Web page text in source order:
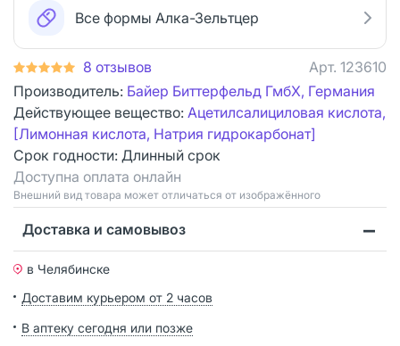
Все формы Алка-Зельтцер
8 отзывов Арт. 123610
Производитель: Байер Биттерфельд ГмбХ, Германия
Действующее вещество: Ацетилсалициловая кислота,
[Лимонная кислота, Натрия гидрокарбонат]
Срок годности: Длинный срок
Доступна оплата онлайн
Bнешний вид товара может отличаться от изображённого
Доставка и самовывоз
в Челябинске
Доставим курьером от 2 часов
В аптеку сегодня или позже